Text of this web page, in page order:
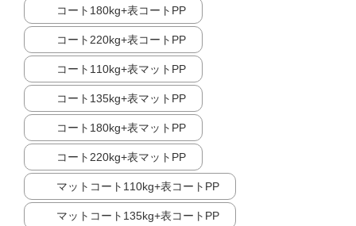
コート180kg+表コートPP
コート220kg+表コートPP
コート110kg+表マットPP
コート135kg+表マットPP
コート180kg+表マットPP
コート220kg+表マットPP
マットコート110kg+表コートPP
マットコート135kg+表コートPP